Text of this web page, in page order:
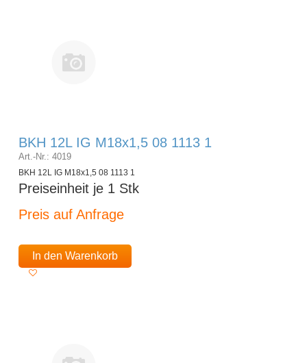
BKH 12L IG M18x1,5 08 1113 1
Art.-Nr.: 4019
BKH 12L IG M18x1,5 08 1113 1
Preiseinheit je 1 Stk
Preis auf Anfrage
In den Warenkorb